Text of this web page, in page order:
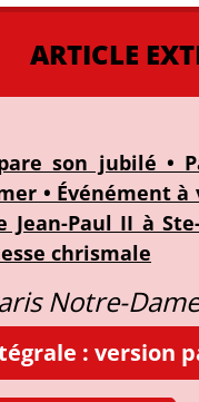
ARTICLE
son jubilé •
• Événément
Jean-Paul II à
chrismale
Notre-Dame
: version